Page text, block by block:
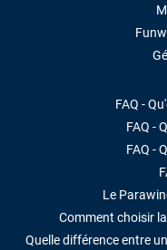
FAQ -
FAQ -
FAQ -
Le
Comment choisir
Quelle différence entre